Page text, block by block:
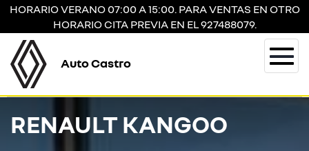
HORARIO VERANO 07:00 A 15:00. PARA VENTAS EN OTRO
HORARIO CITA PREVIA EN EL 927488079.
Auto Castro
RENAULT KANGOO